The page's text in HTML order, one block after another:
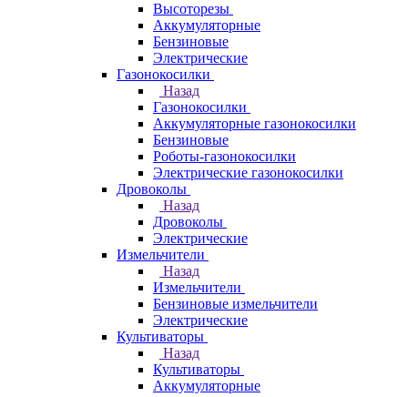
Высоторезы
Аккумуляторные
Бензиновые
Электрические
Газонокосилки
Назад
Газонокосилки
Аккумуляторные газонокосилки
Бензиновые
Роботы-газонокосилки
Электрические газонокосилки
Дровоколы
Назад
Дровоколы
Электрические
Измельчители
Назад
Измельчители
Бензиновые измельчители
Электрические
Культиваторы
Назад
Культиваторы
Аккумуляторные